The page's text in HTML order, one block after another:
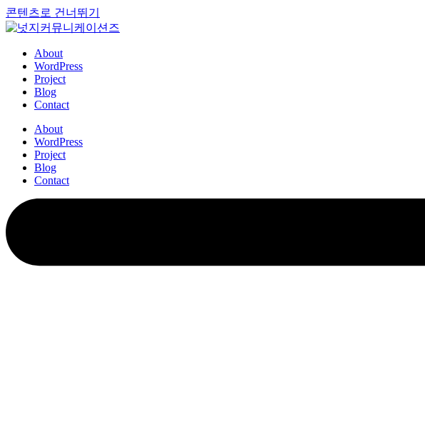
콘텐츠로 건너뛰기
About
WordPress
Project
Blog
Contact
About
WordPress
Project
Blog
Contact